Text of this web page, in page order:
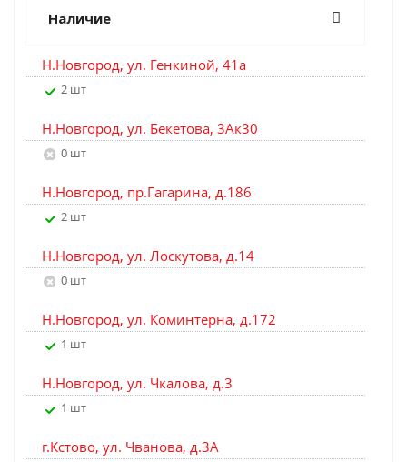
Наличие
Н.Новгород, ул. Генкиной, 41а
2 шт
Н.Новгород, ул. Бекетова, 3Ак30
0 шт
Н.Новгород, пр.Гагарина, д.186
2 шт
Н.Новгород, ул. Лоскутова, д.14
0 шт
Н.Новгород, ул. Коминтерна, д.172
1 шт
Н.Новгород, ул. Чкалова, д.3
1 шт
г.Кстово, ул. Чванова, д.3А